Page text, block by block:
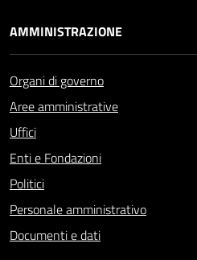
AMMINISTRAZIONE
Organi di governo
Aree amministrative
Uffici
Enti e Fondazioni
Politici
Personale amministrativo
Documenti e dati